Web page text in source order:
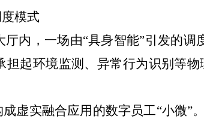
模式
内，一场由“具身智能”引发的
起环境监测、异常行为识别等
虚实融合应用的数字员工“小微